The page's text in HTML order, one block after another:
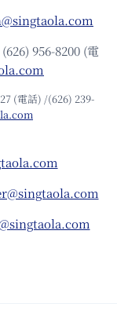
(626) 956-8200 (電
(電話) /(626) 239-